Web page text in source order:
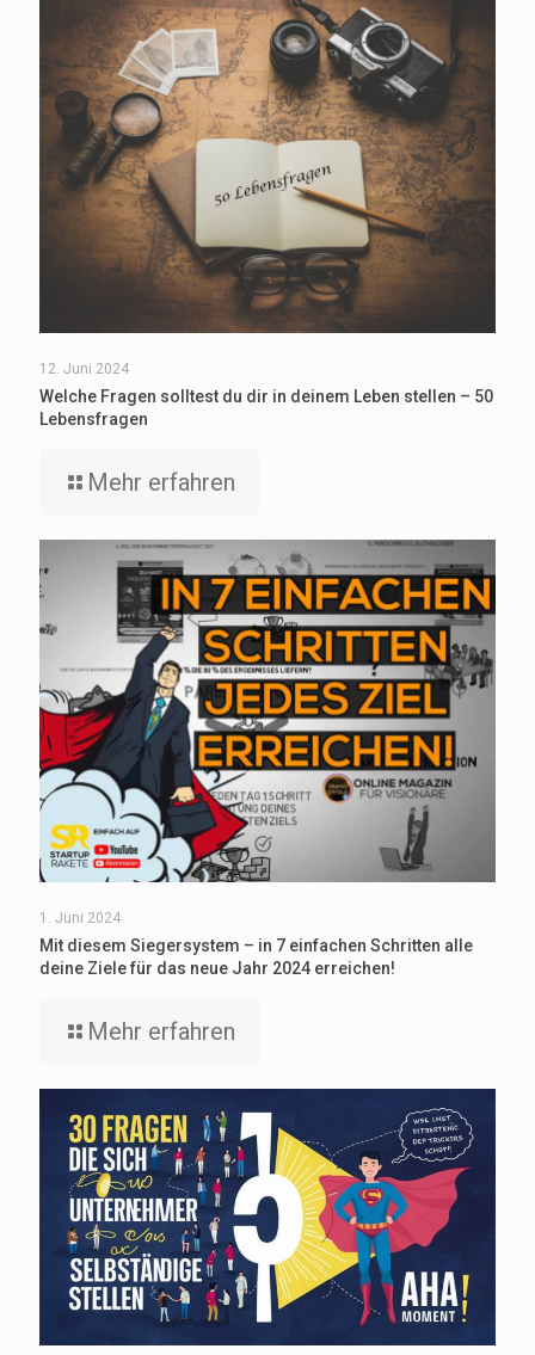
12. Juni 2024
Welche Fragen solltest du dir in deinem Leben stellen – 50
Lebensfragen
Mehr erfahren
1. Juni 2024
Mit diesem Siegersystem – in 7 einfachen Schritten alle
deine Ziele für das neue Jahr 2024 erreichen!
Mehr erfahren